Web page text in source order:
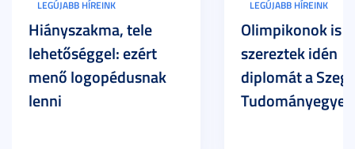
LEGÚJABB HÍREINK
Hiányszakma, tele
lehetőséggel: ezért
menő logopédusnak
lenni
LEGÚJABB HÍREINK
Olimpikonok is
szereztek idén
diplomát a